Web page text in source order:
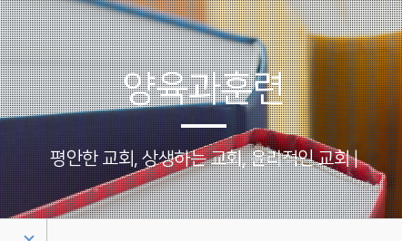
양육과훈련
안한 교회, 상생하는 교회, 윤리적인 교회 | 청북교회입